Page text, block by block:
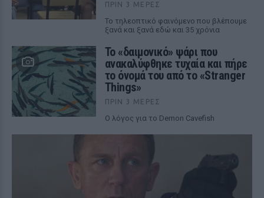
ΠΡΙΝ 3 ΜΈΡΕΣ
Το τηλεοπτικό φαινόμενο που βλέπουμε
ξανά και ξανά εδώ και 35 χρόνια
Το «δαιμονικό» ψάρι που
ανακαλύφθηκε τυχαία και πήρε
το όνομά του από το «Stranger
Things»
ΠΡΙΝ 3 ΜΈΡΕΣ
Ο λόγος για το Demon Cavefish